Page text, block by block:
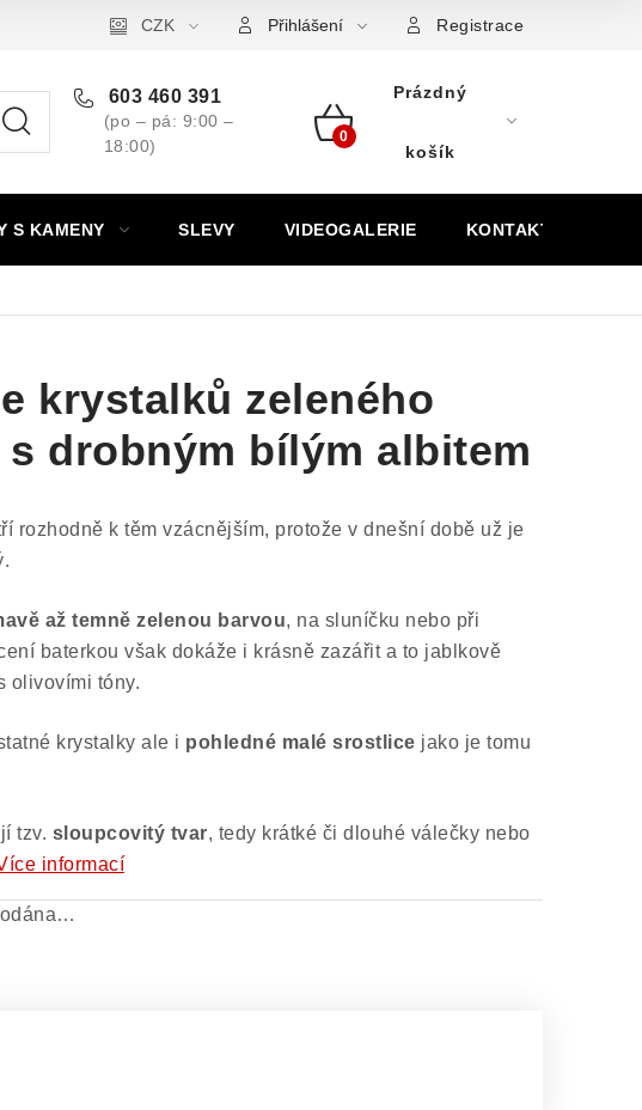
Puncovní značky Výkup minerálů a drahých kamenů
CZK Přihlášení Registrace
603 460 391
(po – pá: 9:00 –
18:00)
Nákupní
Prázdný
košík
S KAMENY SLEVY VIDEOGALERIE KONTAKT
krystalků zeleného
drobným bílým albitem
rozhodně k těm vzácnějším, protože v dnešní době už je
až temně zelenou barvou, na sluníčku nebo při
baterkou však dokáže i krásně zazářit a to jablkově
olivovími tóny.
krystalky ale i pohledné malé srostlice jako je tomu
tzv. sloupcovitý tvar, tedy krátké či dlouhé válečky nebo
informací